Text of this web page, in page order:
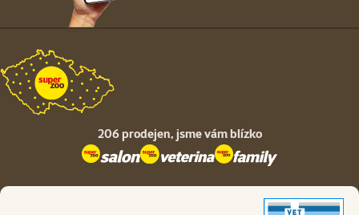
206 prodejen, jsme vám blízko